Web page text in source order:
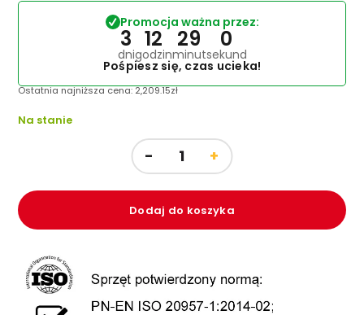
wynosiła:
Promocja ważna przez:
3
dni
12
godzin
29
minut
0
sekund
Pośpiesz się, czas ucieka!
Ostatnia najniższa cena:2,209.15zł
Na stanie
Dodaj do koszyka